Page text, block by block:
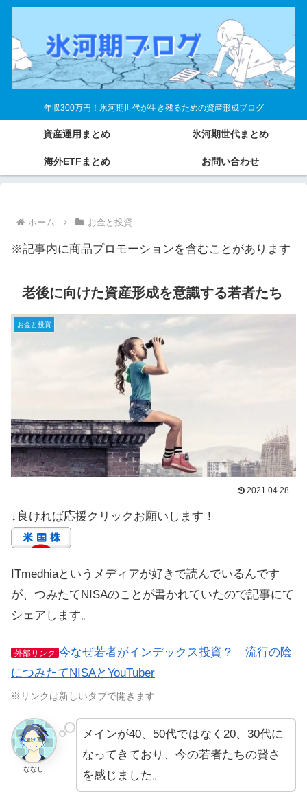
年収300万円！氷河期世代が生き残るための資産形成ブログ
資産運用まとめ 氷河期世代まとめ
海外ETFまとめ お問い合わせ
ホーム お金と投資
※記事内に商品プロモーションを含むことがあります
老後に向けた資産形成を意識する若者たち
お金と投資
2021.04.28
↓良ければ応援クリックお願いします！
ITmedhiaというメディアが好きで読んでいるんです
が、つみたてNISAのことが書かれていたので記事にて
シェアします。
外部リンク 今なぜ若者がインデックス投資？ 流行の陰
につみたてNISAとYouTuber
※リンクは新しいタブで開きます
ななし
メインが40、50代ではなく20、30代に
なってきており、今の若者たちの賢さ
を感じました。